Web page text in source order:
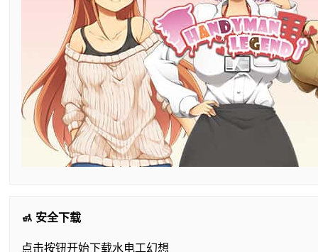
🚮 安全下载
点击按钮开始下载水电工幻想